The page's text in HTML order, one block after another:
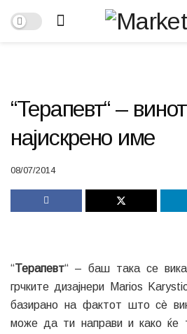
“Терапевт“ –
најискрено име
08/07/2014
“Терапевт“ – баш така се
грчките дизајнери Marios
базирано на фактот што сè
може да ти направи и како ќе